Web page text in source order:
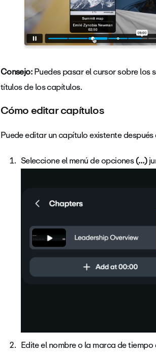
Consejo:Puedes pasar el cursor sobre los
títulos de los capítulos.
Cómo editar capítulos
Puede editar un capítulo existente
Seleccione el menú de opciones(…)
Edite el nombre o la marca de